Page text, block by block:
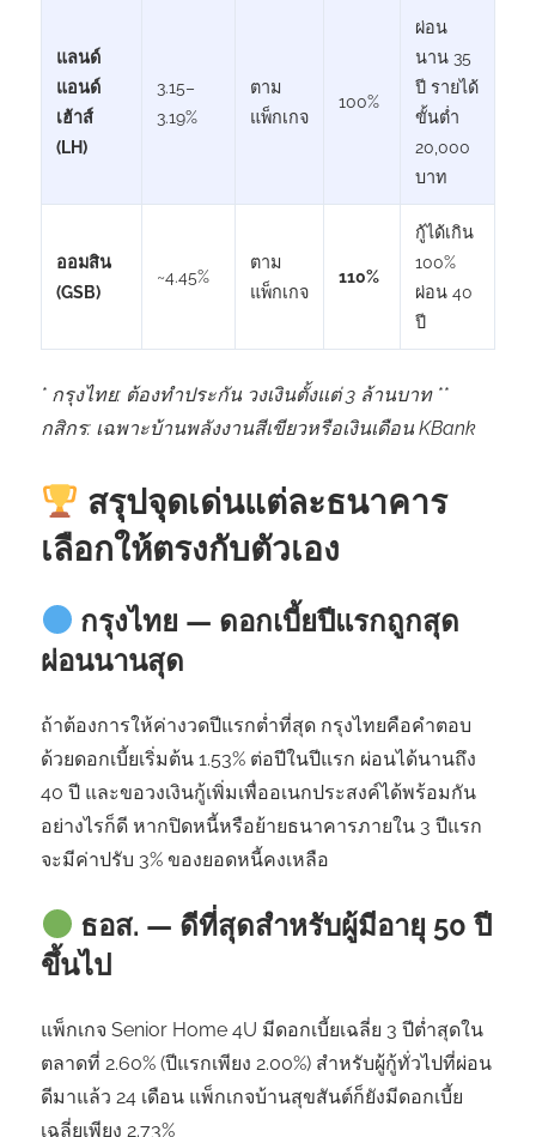
แลนด์
แอนด์
เฮ้าส์
(LH)
3.15–
3.19%
ตาม
แพ็กเกจ
100%
ผ่อน
นาน 35
ปี รายได้
ขั้นต่ำ
20,000
บาท
ออมสิน
(GSB)
~4.45%
ตาม
แพ็กเกจ
110%
กู้ได้เกิน
100%
ผ่อน 40
ปี
* กรุงไทย: ต้องทำประกัน วงเงินตั้งแต่ 3 ล้านบาท **
กสิกร: เฉพาะบ้านพลังงานสีเขียวหรือเงินเดือน KBank
สรุปจุดเด่นแต่ละธนาคาร
เลือกให้ตรงกับตัวเอง
กรุงไทย — ดอกเบี้ยปีแรกถูกสุด
ผ่อนนานสุด
ถ้าต้องการให้ค่างวดปีแรกต่ำที่สุด กรุงไทยคือคำตอบ
ด้วยดอกเบี้ยเริ่มต้น 1.53% ต่อปีในปีแรก ผ่อนได้นานถึง
40 ปี และขอวงเงินกู้เพิ่มเพื่ออเนกประสงค์ได้พร้อมกัน
อย่างไรก็ดี หากปิดหนี้หรือย้ายธนาคารภายใน 3 ปีแรก
จะมีค่าปรับ 3% ของยอดหนี้คงเหลือ
ธอส. — ดีที่สุดสำหรับผู้มีอายุ 50 ปี
ขึ้นไป
แพ็กเกจ Senior Home 4U มีดอกเบี้ยเฉลี่ย 3 ปีต่ำสุดใน
ตลาดที่ 2.60% (ปีแรกเพียง 2.00%) สำหรับผู้กู้ทั่วไปที่ผ่อน
ดีมาแล้ว 24 เดือน แพ็กเกจบ้านสุขสันต์ก็ยังมีดอกเบี้ย
เฉลี่ยเพียง 2.73%